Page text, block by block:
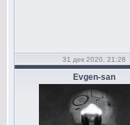
31 дек 2020, 21:28
Evgen-san